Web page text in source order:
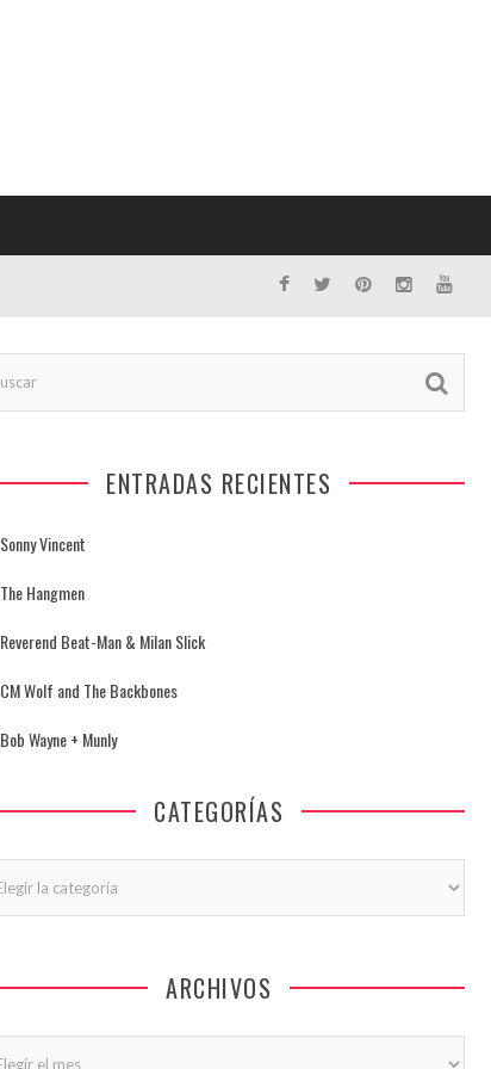
ENTRADAS RECIENTES
Sonny Vincent
The Hangmen
Reverend Beat-Man & Milan Slick
CM Wolf and The Backbones
Bob Wayne + Munly
CATEGORÍAS
ARCHIVOS